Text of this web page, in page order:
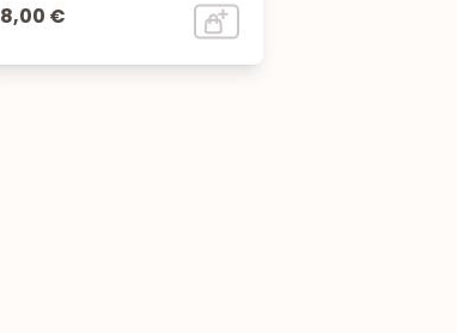
8,00 €